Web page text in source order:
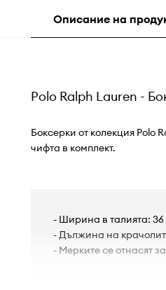
Описание на
Polo Ralph Lauren -
Боксерки от колекция Polo
чифта в комплект.
- Ширина в талията: 36
- Дължина на
- Мерките се отнасят